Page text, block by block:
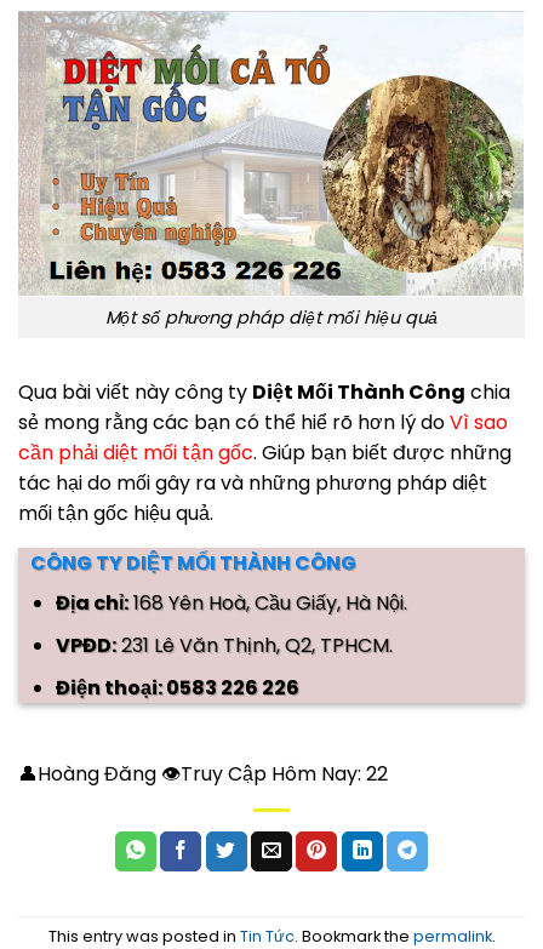
Một số phương pháp diệt mối hiệu quả
Qua bài viết này công ty Diệt Mối Thành Công chia
sẻ mong rằng các bạn có thể hiể rõ hơn lý doVì sao
cần phải diệt mối tận gốc. Giúp bạn biết được những
tác hại do mối gây ra và những phương pháp diệt
mối tận gốc hiệu quả.
CÔNG TY DIỆT MỐI THÀNH CÔNG
Địa chỉ:168 Yên Hoà, Cầu Giấy, Hà Nội.
VPĐD:231 Lê Văn Thịnh, Q2, TPHCM.
Điện thoại: 0583 226 226
👤Hoàng Đăng 👁Truy Cập Hôm Nay: 22
This entry was posted in Tin Tức. Bookmark the permalink.